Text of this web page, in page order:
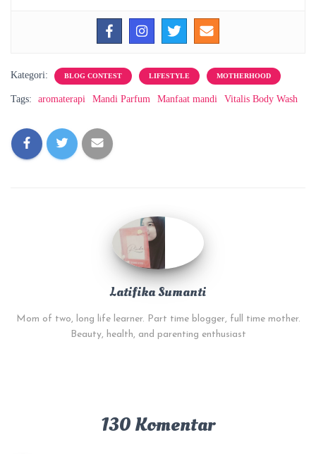
Kategori: BLOG CONTEST LIFESTYLE MOTHERHOOD
Tags: aromaterapi Mandi Parfum Manfaat mandi Vitalis Body Wash
Latifika Sumanti
Mom of two, long life learner. Part time blogger, full time mother.
Beauty, health, and parenting enthusiast
130 Komentar